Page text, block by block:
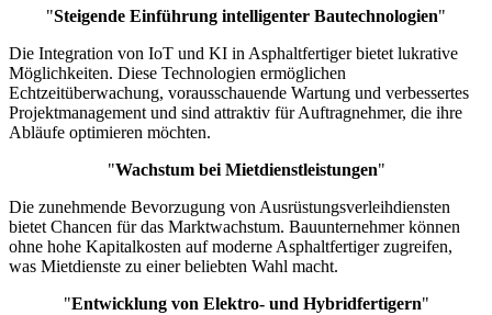
"Steigende Einführung intelligenter Bautechnologien"
Die Integration von IoT und KI in Asphaltfertiger bietet lukrative
Möglichkeiten. Diese Technologien ermöglichen
Echtzeitüberwachung, vorausschauende Wartung und verbessertes
Projektmanagement und sind attraktiv für Auftragnehmer, die ihre
Abläufe optimieren möchten.
"Wachstum bei Mietdienstleistungen"
Die zunehmende Bevorzugung von Ausrüstungsverleihdiensten
bietet Chancen für das Marktwachstum. Bauunternehmer können
ohne hohe Kapitalkosten auf moderne Asphaltfertiger zugreifen,
was Mietdienste zu einer beliebten Wahl macht.
"Entwicklung von Elektro- und Hybridfertigern"